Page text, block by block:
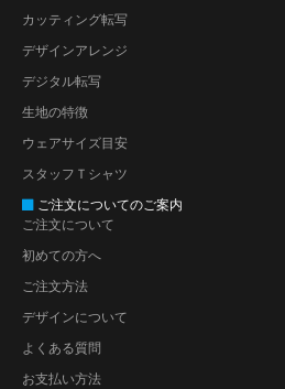
カッティング転写
デザインアレンジ
デジタル転写
生地の特徴
ウェアサイズ目安
スタッフＴシャツ
ご注文についてのご案内
ご注文について
初めての方へ
ご注文方法
デザインについて
よくある質問
お支払い方法